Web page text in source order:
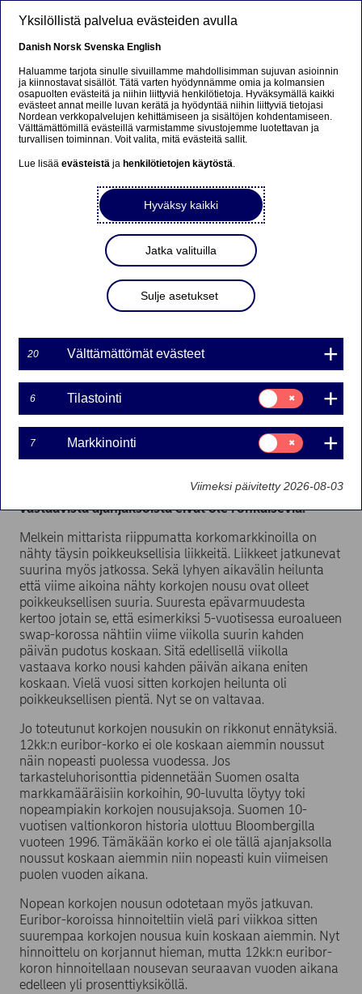
Ursäkta...
Den här sidan finns tyvärr inte på svenska.
Stanna kvar på sidan|Gå till en relaterad sida på
Blogi: Takuulla taantumaan?
Jan von Gerich
30-06-2022
Talousnäkymät ovat synkentyneet inflaation vain
jyllätessä. Keskuspankeilta odotetaan nopeita
poikkeuksellisen rajuja. Historian esimerkit
vastaavista ajanjaksoista eivät ole rohkaisevia.
Melkein mittarista riippumatta korkomarkkinoilla on
nähty täysin poikkeuksellisia liikkeitä. Liikkeet jatkunevat
suurina myös jatkossa. Sekä lyhyen aikavälin heilunta
että viime aikoina nähty korkojen nousu ovat olleet
poikkeuksellisen suuria. Suuresta epävarmuudesta
kertoo jotain se, että esimerkiksi 5-vuotisessa euroalueen
swap-korossa nähtiin viime viikolla suurin kahden
päivän pudotus koskaan. Sitä edellisellä viikolla
vastaava korko nousi kahden päivän aikana eniten
koskaan. Vielä vuosi sitten korkojen heilunta oli
poikkeuksellisen pientä. Nyt se on valtavaa.
Jo toteutunut korkojen nousukin on rikkonut ennätyksiä.
12kk:n euribor-korko ei ole koskaan aiemmin noussut
näin nopeasti puolessa vuodessa. Jos
tarkasteluhorisonttia pidennetään Suomen osalta
markkamääräisiin korkoihin, 90-luvulta löytyy toki
nopeampiakin korkojen nousujaksoja. Suomen 10-
vuotisen valtionkoron historia ulottuu Bloombergilla
vuoteen 1996. Tämäkään korko ei ole tällä ajanjaksolla
noussut koskaan aiemmin niin nopeasti kuin viimeisen
puolen vuoden aikana.
Nopean korkojen nousun odotetaan myös jatkuvan.
Euribor-koroissa hinnoiteltiin vielä pari viikkoa sitten
suurempaa korkojen nousua kuin koskaan aiemmin. Nyt
hinnoittelu on korjannut hieman, mutta 12kk:n euribor-
koron hinnoitellaan nousevan seuraavan vuoden aikana
edelleen yli prosenttiyksiköllä.
Yksilöllistä palvelua evästeiden avulla
Danish Norsk Svenska English
Haluamme tarjota sinulle sivuillamme mahdollisimman sujuvan asioinnin
ja kiinnostavat sisällöt. Tätä varten hyödynnämme omia ja kolmansien
osapuolten evästeitä ja niihin liittyviä henkilötietoja. Hyväksymällä kaikki
evästeet annat meille luvan kerätä ja hyödyntää niihin liittyviä tietojasi
Nordean verkkopalvelujen kehittämiseen ja sisältöjen kohdentamiseen.
Välttämättömillä evästeillä varmistamme sivustojemme luotettavan ja
turvallisen toiminnan. Voit valita, mitä evästeitä sallit.
Lue lisääevästeistä ja henkilötietojen käytöstä.
Hyväksy kaikki
Jatka valituilla
Sulje asetukset
20 Välttämättömät evästeet
6 Tilastointi
Suostumusvalinta:
Tilastointi
7 Markkinointi
Suostumusvalinta:
Markkinointi
Viimeksi päivitetty 2026-08-03